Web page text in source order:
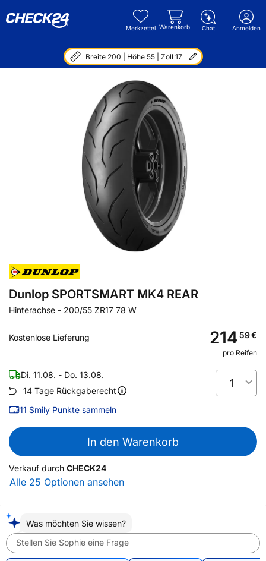
Merkzettel Warenkorb Chat Anmelden
Breite 200 | Höhe 55 | Zoll 17
Dunlop SPORTSMART MK4 REAR
Hinterachse - 200/55 ZR17 78 W
Kostenlose Lieferung 21459€
pro Reifen
Di. 11.08. - Do. 13.08.
14 Tage Rückgaberecht
11 Smily Punkte sammeln
1
In den Warenkorb
Verkauf durch CHECK24
Alle 25 Optionen ansehen
Was möchten Sie wissen?
Stellen Sie Sophie eine Frage